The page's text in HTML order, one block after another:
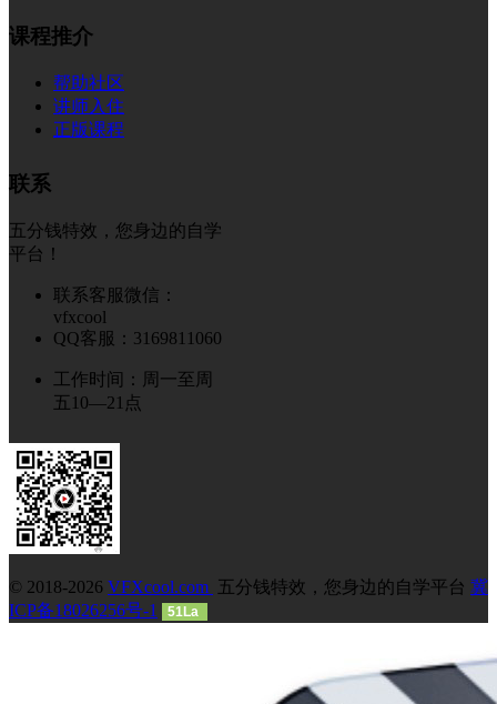
课程推介
帮助社区
讲师入住
正版课程
联系
五分钱特效，您身边的自学
平台！
联系客服微信：
vfxcool
QQ客服：3169811060
工作时间：周一至周
五10—21点
© 2018-2026 VFXcool.com 五分钱特效，您身边的自学平台 冀
ICP备18026256号-1
51La